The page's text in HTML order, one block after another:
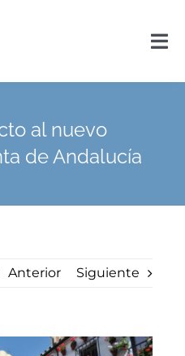
al nuevo
de Andalucía
Anterior Siguiente